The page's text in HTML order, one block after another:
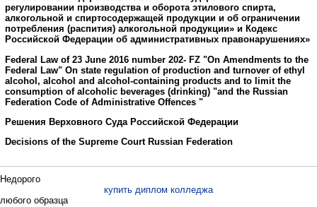
регулировании производства и оборота этилового спирта,
алкогольной и спиртосодержащей продукции и об ограничении
потребления (распития) алкогольной продукции» и Кодекс
Российской Федерации об административных правонарушениях»
Federal Law of 23 June 2016 number 202- FZ "On Amendments to the
Federal Law" On state regulation of production and turnover of ethyl
alcohol, alcohol and alcohol-containing products and to limit the
consumption of alcoholic beverages (drinking) "and the Russian
Federation Code of Administrative Offences "
Решения Верховного Суда Российской Федерации
Decisions of the Supreme Court Russian Federation
Недорого
купить диплом колледжа
любого образца